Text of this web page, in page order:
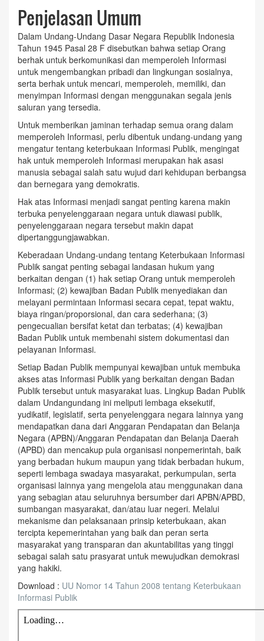
Penjelasan Umum
Dalam Undang-Undang Dasar Negara Republik Indonesia
Tahun 1945 Pasal 28 F disebutkan bahwa setiap Orang
berhak untuk berkomunikasi dan memperoleh Informasi
untuk mengembangkan pribadi dan lingkungan sosialnya,
serta berhak untuk mencari, memperoleh, memiliki, dan
menyimpan Informasi dengan menggunakan segala jenis
saluran yang tersedia.
Untuk memberikan jaminan terhadap semua orang dalam
memperoleh Informasi, perlu dibentuk undang-undang yang
mengatur tentang keterbukaan Informasi Publik, mengingat
hak untuk memperoleh Informasi merupakan hak asasi
manusia sebagai salah satu wujud dari kehidupan berbangsa
dan bernegara yang demokratis.
Hak atas Informasi menjadi sangat penting karena makin
terbuka penyelenggaraan negara untuk diawasi publik,
penyelenggaraan negara tersebut makin dapat
dipertanggungjawabkan.
Keberadaan Undang-undang tentang Keterbukaan Informasi
Publik sangat penting sebagai landasan hukum yang
berkaitan dengan (1) hak setiap Orang untuk memperoleh
Informasi; (2) kewajiban Badan Publik menyediakan dan
melayani permintaan Informasi secara cepat, tepat waktu,
biaya ringan/proporsional, dan cara sederhana; (3)
pengecualian bersifat ketat dan terbatas; (4) kewajiban
Badan Publik untuk membenahi sistem dokumentasi dan
pelayanan Informasi.
Setiap Badan Publik mempunyai kewajiban untuk membuka
akses atas Informasi Publik yang berkaitan dengan Badan
Publik tersebut untuk masyarakat luas. Lingkup Badan Publik
dalam Undangundang ini meliputi lembaga eksekutif,
yudikatif, legislatif, serta penyelenggara negara lainnya yang
mendapatkan dana dari Anggaran Pendapatan dan Belanja
Negara (APBN)/Anggaran Pendapatan dan Belanja Daerah
(APBD) dan mencakup pula organisasi nonpemerintah, baik
yang berbadan hukum maupun yang tidak berbadan hukum,
seperti lembaga swadaya masyarakat, perkumpulan, serta
organisasi lainnya yang mengelola atau menggunakan dana
yang sebagian atau seluruhnya bersumber dari APBN/APBD,
sumbangan masyarakat, dan/atau luar negeri. Melalui
mekanisme dan pelaksanaan prinsip keterbukaan, akan
tercipta kepemerintahan yang baik dan peran serta
masyarakat yang transparan dan akuntabilitas yang tinggi
sebagai salah satu prasyarat untuk mewujudkan demokrasi
yang hakiki.
Download : UU Nomor 14 Tahun 2008 tentang Keterbukaan
Informasi Publik